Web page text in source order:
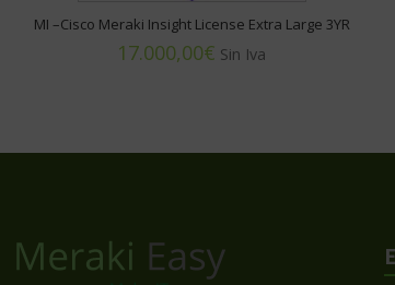
MI –Cisco Meraki Insight License Extra Large 3YR
€